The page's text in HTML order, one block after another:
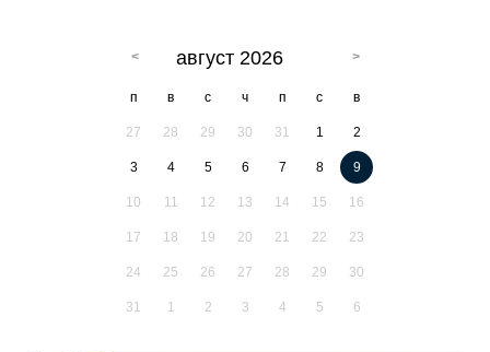
август 2026
п в с ч п с в
27 28 29 30 31 1 2
3 4 5 6 7 8 9
10 11 12 13 14 15 16
17 18 19 20 21 22 23
24 25 26 27 28 29 30
31 1 2 3 4 5 6